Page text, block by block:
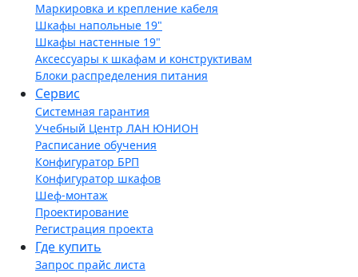
Маркировка и крепление кабеля
Шкафы напольные 19"
Шкафы настенные 19"
Аксессуары к шкафам и конструктивам
Блоки распределения питания
Сервис
Системная гарантия
Учебный Центр ЛАН ЮНИОН
Расписание обучения
Конфигуратор БРП
Конфигуратор шкафов
Шеф-монтаж
Проектирование
Регистрация проекта
Где купить
Запрос прайс листа